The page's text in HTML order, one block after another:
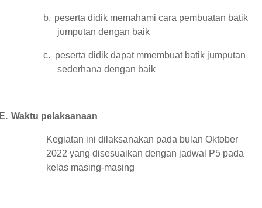
b. peserta didik memahami cara pembuatan batik
jumputan dengan baik
c. peserta didik dapat mmembuat batik jumputan
sederhana dengan baik
Waktu pelaksanaan
Kegiatan ini dilaksanakan pada bulan Oktober
2022 yang disesuaikan dengan jadwal P5 pada
kelas masing-masing